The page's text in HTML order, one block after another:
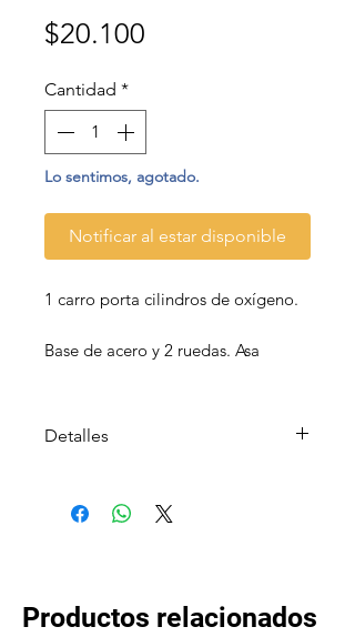
$20.100
Cantidad *
Lo sentimos, agotado.
Notificar al estar disponible
1 carro porta cilindros de oxígeno.
Base de acero y 2 ruedas. Asa
Detalles
oxígeno es una forma
El soporte de seguridad
Productos relacionados